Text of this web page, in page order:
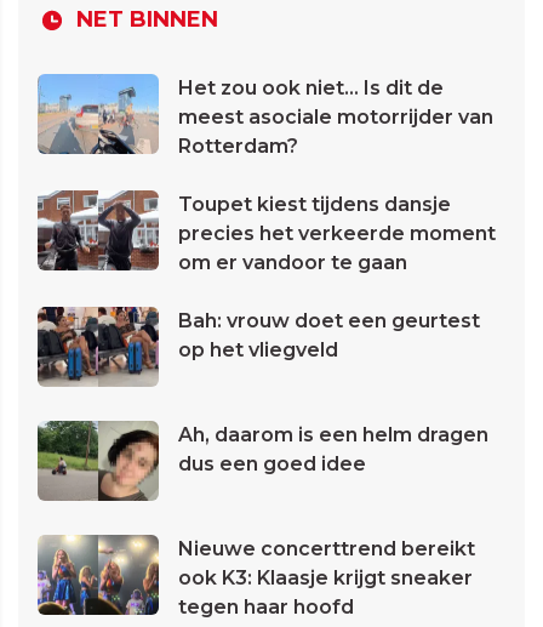
NET BINNEN
Het zou ook niet... Is dit de
meest asociale motorrijder van
Rotterdam?
Toupet kiest tijdens dansje
precies het verkeerde moment
om er vandoor te gaan
Bah: vrouw doet een geurtest
op het vliegveld
Ah, daarom is een helm dragen
dus een goed idee
Nieuwe concerttrend bereikt
ook K3: Klaasje krijgt sneaker
tegen haar hoofd